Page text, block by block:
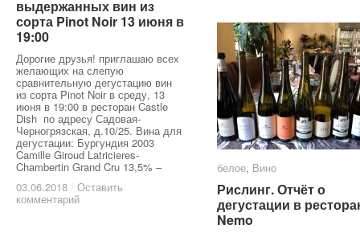
выдержанных вин из
сорта Pinot Noir 13 июня в
19:00
Дорогие друзья! приглашаю всех
желающих на слепую
сравнительную дегустацию вин
из сорта Pinot Noir в среду, 13
июня в 19:00 в ресторан Castle
Dish по адресу Садовая-
Черногрязская, д.10/25. Вина для
дегустации: Бургундия 2003
Camille Giroud Latricieres-
Chambertin Grand Cru 13,5% –
03.06.2018 / Оставить
комментарий
выдержанных вин из
сорта Pinot Noir 13 июня в
19:00
03.06.2018 / Оставить
комментарий
белое, Вино
Рислинг. Отчёт о
дегустации в
Nemo
белое Вино
Рислинг. Отчёт о
дегустации в
Nemo